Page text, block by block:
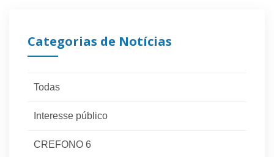
Categorias de Notícias
Todas
Interesse público
CREFONO 6